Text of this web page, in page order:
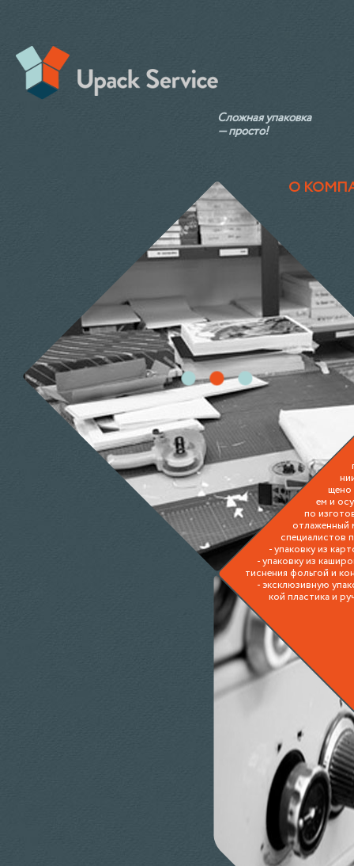
Сложная упаковка
— просто!
О
щено
ем и
по
отлаженный
специалистов
- упаковку из
- упаковку из
тиснения фольгой и
- эксклюзивную
кой пластика и